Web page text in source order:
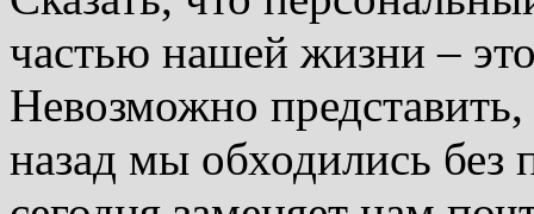
частью нашей жизни –
Невозможно представить,
назад мы обходились без